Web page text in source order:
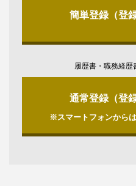
簡単登録（登
履歴書・職務経歴
通常登録（登
※スマートフォンから